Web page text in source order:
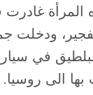
المرأة غادرت
ودخلت
في
بها الى